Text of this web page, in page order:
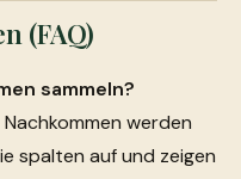
(FAQ)
sammeln?
werden
spalten auf und zeigen